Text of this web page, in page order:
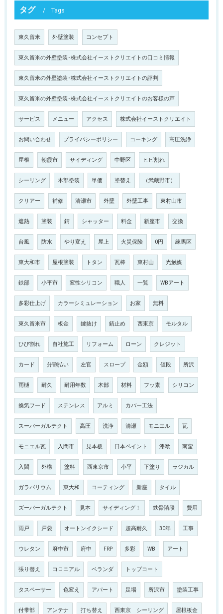
タグ Tags
東久留米 外壁塗装 コンセプト
東久留米の外壁塗装･株式会社イーストクリエイトの口コミ情報
東久留米の外壁塗装･株式会社イーストクリエイトの評判
東久留米の外壁塗装･株式会社イーストクリエイトのお客様の声
サービス メニュー アクセス 株式会社イーストクリエイト
お問い合わせ プライバシーポリシー コーキング 高圧洗浄
屋根 朝霞市 サイディング 中野区 ヒビ割れ
シーリング 木部塗装 単価 塗替え （武蔵野市）
クリアー 補修 清瀬市 外壁 外壁工事 東村山市
遮熱 塗装 錆 シャッター 料金 新座市 交換
台風 防水 やり変え 屋上 火災保険 0円 練馬区
東大和市 屋根塗装 トタン 瓦棒 東村山 光触媒
鉄部 小平市 変性シリコン 職人 一覧 WBアート
多彩仕上げ カラーシミュレーション お家 無料
東久留米市 板金 鍵抜け 錆止め 西東京 モルタル
ひび割れ 自社施工 リフォーム ローン クレジット
カード 分割払い 左官 スロープ 金額 値段 所沢
雨樋 耐久 耐用年数 木部 材料 フッ素 シリコン
換気フード ステンレス アルミ カバー工法
スーパーガルテクト 高圧 洗浄 清瀬 モニエル 瓦
モニエル瓦 入間市 見本板 日本ペイント 漆喰 南蛮
入間 外構 塗料 西東京市 小平 下塗り ラジカル
ガラバリウム 東大和 コーティング 新座 タイル
ズーパーガルテクト 見本 サイディング！ 鉄骨階段 費用
雨戸 戸袋 オートンイクシード 超高耐久 30年 工事
ウレタン 府中市 府中 FRP 多彩 WB アート
張り替え コロニアル ベランダ トップコート
タスペーサー 色変え アパート 足場 所沢市 塗装工事
付帯部 アンテナ 打ち替え 西東京 シーリング 屋根板金